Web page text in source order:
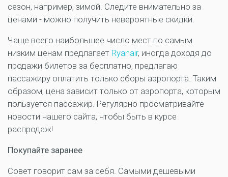
сезон, например, зимой. Следите внимательно за
ценами - можно получить невероятные скидки.
Чаще всего наибольшее число мест по самым
низким ценам предлагает Ryanair, иногда доходя до
продажи билетов за бесплатно, предлагаю
пассажиру оплатить только сборы аэропорта. Таким
образом, цена зависит только от аэропорта, которым
пользуется пассажир. Регулярно просматривайте
новости нашего сайта, чтобы быть в курсе
распродаж!
Покупайте заранее
Совет говорит сам за себя. Самыми дешевыми